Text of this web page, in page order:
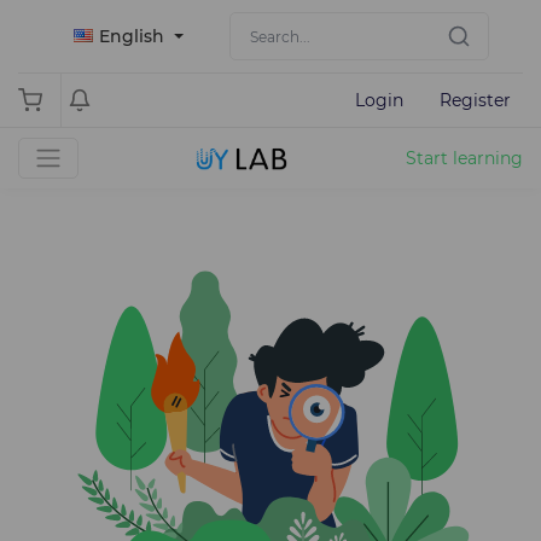
English
Login Register
Start learning